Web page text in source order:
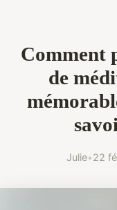
Comment
de
Julie•22